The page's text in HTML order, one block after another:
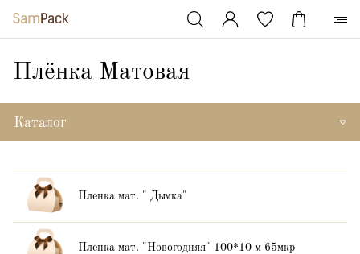
Плёнка Матовая
Каталог
Пленка мат. " Дымка"
Пленка мат. "Новогодняя" 100*10 м 65мкр